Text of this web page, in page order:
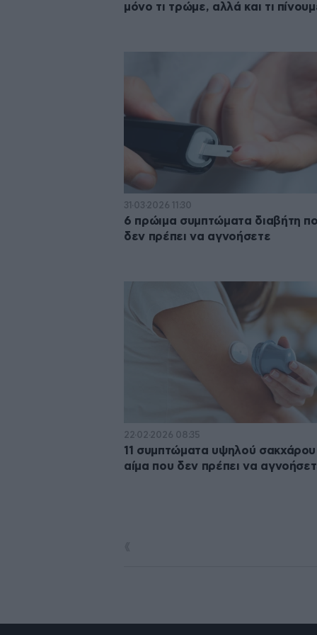
μόνο τι τρώμε, αλλά και τι
31·03·2026 11:30
6 πρώιμα συμπτώματα διαβήτη
δεν πρέπει να αγνοήσετε
22·02·2026 08:35
11 συμπτώματα υψηλού
αίμα που δεν πρέπει να